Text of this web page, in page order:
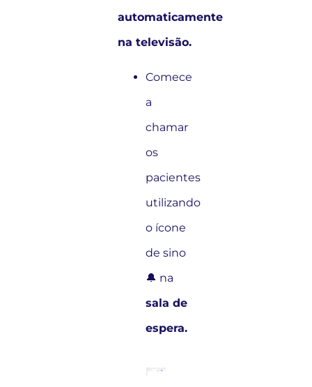
automaticamente
na televisão.
Comece
a
chamar
os
pacientes
utilizando
o ícone
de sino
🔔 na
sala de
espera.